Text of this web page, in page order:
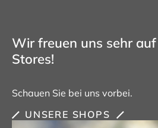
Wir freuen uns sehr
Stores!
Schauen Sie bei uns vorbei.
UNSERE SHOPS